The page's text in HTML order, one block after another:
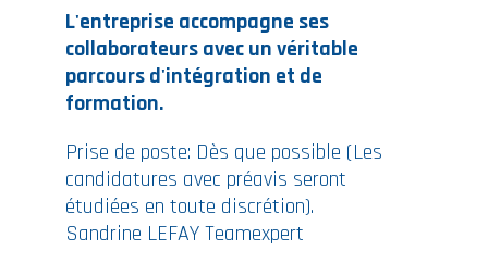
L'entreprise accompagne ses
collaborateurs avec un véritable
parcours d'intégration et de
formation.
Prise de poste: Dès que possible (Les
candidatures avec préavis seront
étudiées en toute discrétion).
Sandrine LEFAY Teamexpert